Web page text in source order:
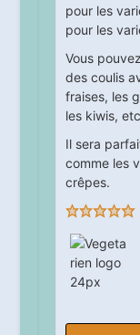
pour les
pour les
Vous
des coulis
fraises, les
les kiwis,
Il sera
comme les
crêpes.